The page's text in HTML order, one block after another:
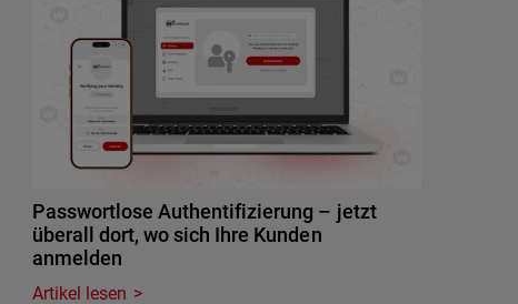
Passwortlose Authentifizierung – jetzt
überall dort, wo sich Ihre Kunden
anmelden
Artikel lesen